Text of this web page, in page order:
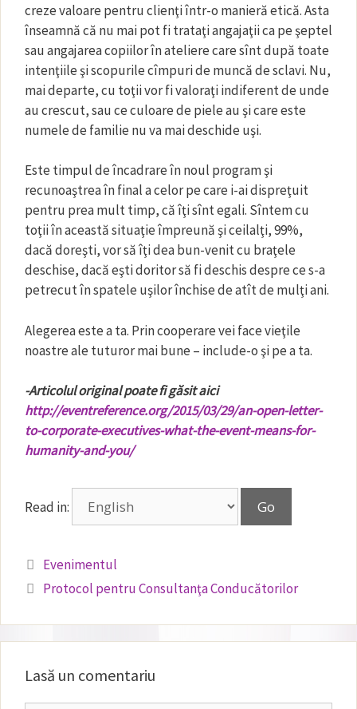
creze valoare pentru clienţi într-o manieră etică. Asta
înseamnă că nu mai pot fi trataţi angajaţii ca pe şeptel
sau angajarea copiilor în ateliere care sînt după toate
intenţiile şi scopurile cîmpuri de muncă de sclavi. Nu,
mai departe, cu toţii vor fi valoraţi indiferent de unde
au crescut, sau ce culoare de piele au şi care este
numele de familie nu va mai deschide uşi.
Este timpul de încadrare în noul program şi
recunoaştrea în final a celor pe care i-ai dispreţuit
pentru prea mult timp, că îţi sînt egali. Sîntem cu
toţii în această situaţie împreună şi ceilalţi, 99%,
dacă doreşti, vor să îţi dea bun-venit cu braţele
deschise, dacă eşti doritor să fi deschis despre ce s-a
petrecut în spatele uşilor închise de atît de mulţi ani.
Alegerea este a ta. Prin cooperare vei face vieţile
noastre ale tuturor mai bune – include-o şi pe a ta.
-Articolul original poate fi găsit aici
http://eventreference.org/2015/03/29/an-open-letter-
to-corporate-executives-what-the-event-means-for-
humanity-and-you/
Read in:
Categorii
Evenimentul
Protocol pentru Consultanţa Conducătorilor
Lasă un comentariu